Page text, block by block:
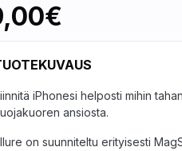
iPhonesi helposti mihin
ansiosta.
on suunniteltu erityisesti